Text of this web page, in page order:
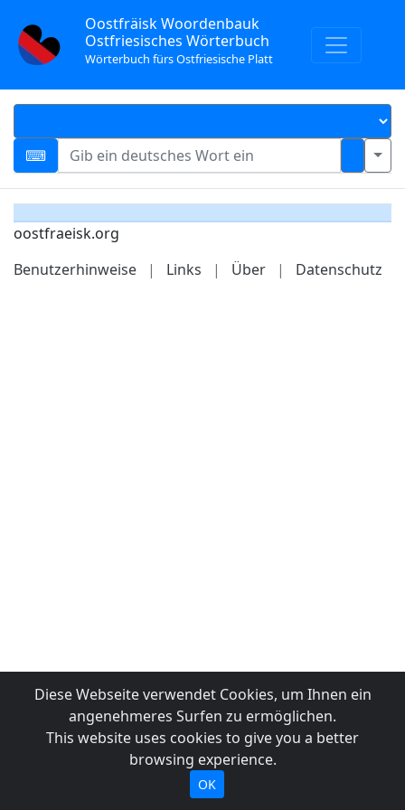
Oostfräisk Woordenbauk
Ostfriesisches Wörterbuch
Wörterbuch fürs Ostfriesische Platt
oostfraeisk.org
Benutzerhinweise
| Links | Über | Datenschutz
Diese Webseite verwendet Cookies, um Ihnen ein
angenehmeres Surfen zu ermöglichen.
This website uses cookies to give you a better
browsing experience.
OK